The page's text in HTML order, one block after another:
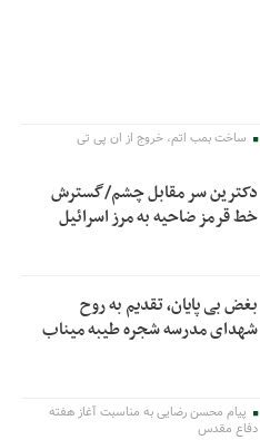
ساخت بمب اتم، خروج از ان پی تی
دکترین سر مقابل چشم/گسترش
خط قرمز ضاحیه به مرز اسرائیل
بغض بی پایان، تقدیم به روح
شهدای مدرسه شجره طیبه میناب
پیام محسن رضایی به مناسبت آغاز هفته
دفاع مقدس